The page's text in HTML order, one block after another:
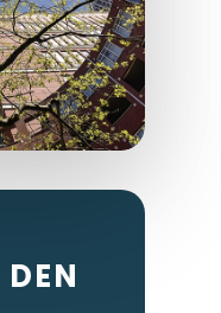
DEN